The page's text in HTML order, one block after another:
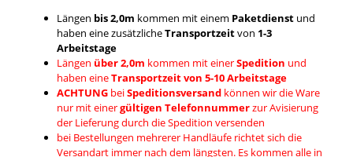
Längen bis 2,0m kommen mit einem Paketdienstund
haben eine zusätzlicheTransportzeitvon 1-3
Arbeitstage
Längen über 2,0m kommen mit einerSpedition und
haben eineTransportzeit von 5-10 Arbeitstage
ACHTUNGbeiSpeditionsversandkönnen wir die Ware
nur mit einergültigen Telefonnummerzur Avisierung
der Lieferung durch die Spedition versenden
bei Bestellungen mehrerer Handläufe richtet sich die
Versandart immer nach dem längsten. Es kommen alle in